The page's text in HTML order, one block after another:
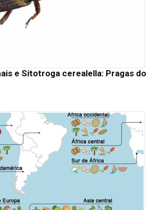
e Sitotroga cerealella: Pragas do